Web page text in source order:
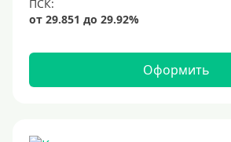
15 млн
20 млн
Оформить